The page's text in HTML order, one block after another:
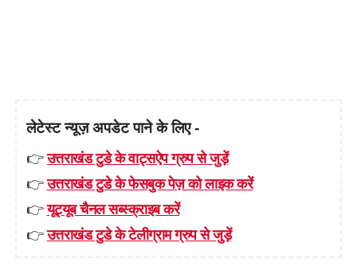
लेटेस्ट न्यूज़ अपडेट पाने के लिए -
👉उत्तराखंड टुडे के वाट्सऐप ग्रुप से जुड़ें
👉उत्तराखंड टुडे के फेसबुक पेज़ को लाइक करें
👉यूट्यूब चैनल सब्स्क्राइब करें
👉उत्तराखंड टुडे के टेलीग्राम ग्रुप से जुड़ें